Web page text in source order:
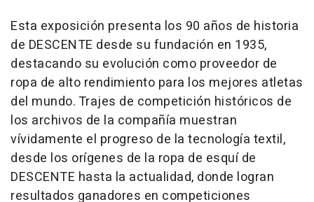
Esta exposición presenta los 90 años de historia
de DESCENTE desde su fundación en 1935,
destacando su evolución como proveedor de
ropa de alto rendimiento para los mejores atletas
del mundo. Trajes de competición históricos de
los archivos de la compañía muestran
vívidamente el progreso de la tecnología textil,
desde los orígenes de la ropa de esquí de
DESCENTE hasta la actualidad, donde logran
resultados ganadores en competiciones